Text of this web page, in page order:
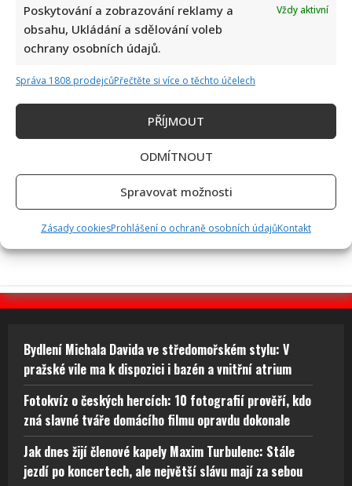
Poskytování a zobrazování reklamy a
obsahu, Ukládání a sdělování voleb
ochrany osobních údajů.
Vždy aktivní
Správa 1808 prodejcůPřečtěte si více o těchto účelech
PŘÍJMOUT
ODMÍTNOUT
Spravovat možnosti
Zásady cookiesProhlášení o ochraně osobních údajůKontakt
Eva Holubová rozjela s dcerou nový podcast: „Radši budu
zastydlá puberťačka než zaprděná důchodkyně“
50 let od nehody Nikiho Laudy: Z hořícího Ferrari do dalšího
závodu za pouhých 42 dní
Bydlení Michala Davida ve středomořském stylu: V
pražské vile ma k dispozici i bazén a vnitřní atrium
Fotokvíz o českých hercích: 10 fotografií prověří, kdo
zná slavné tváře domácího filmu opravdu dokonale
Jak dnes žijí členové kapely Maxim Turbulenc: Stále
jezdí po koncertech, ale největší slávu mají za sebou